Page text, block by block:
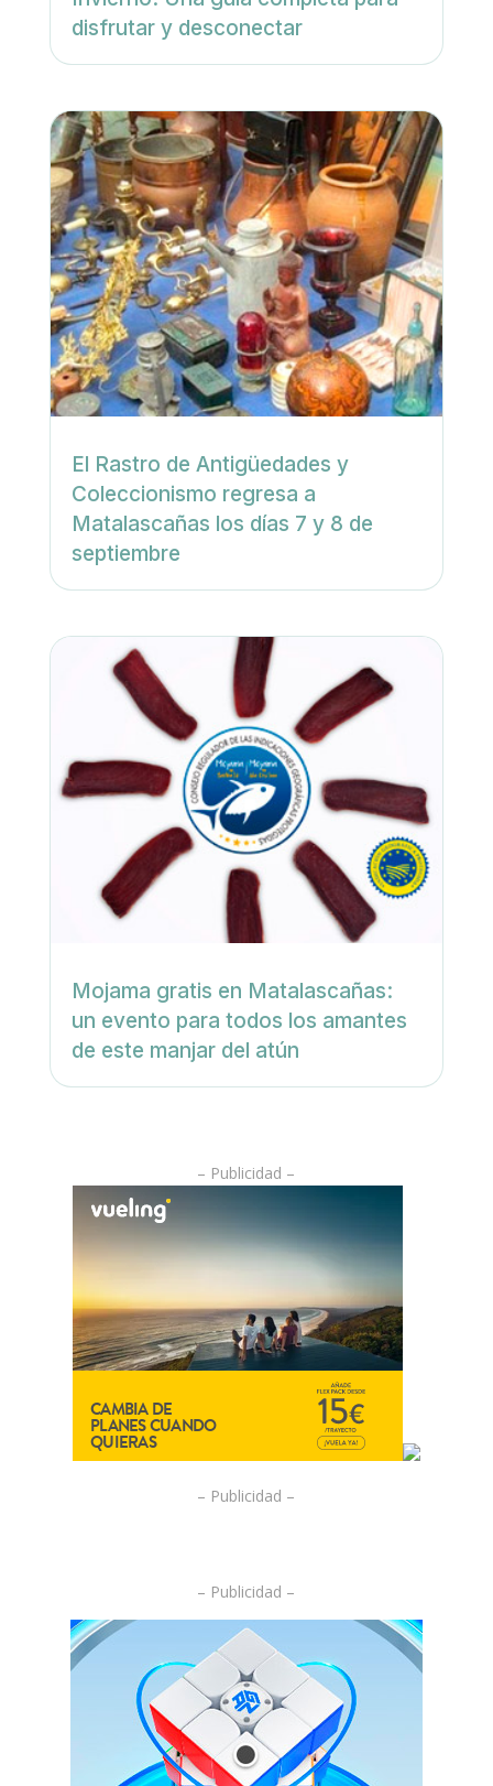
disfrutar y desconectar
El Rastro de Antigüedades y
Coleccionismo regresa a
Matalascañas los días 7 y 8 de
septiembre
Mojama gratis en Matalascañas:
un evento para todos los amantes
de este manjar del atún
– Publicidad –
– Publicidad –
– Publicidad –